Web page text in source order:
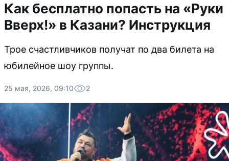
Как бесплатно попасть на «Руки
Вверх!» в Казани? Инструкция
Трое счастливчиков получат по два билета на
юбилейное шоу группы.
25 мая, 2026, 09:10 2